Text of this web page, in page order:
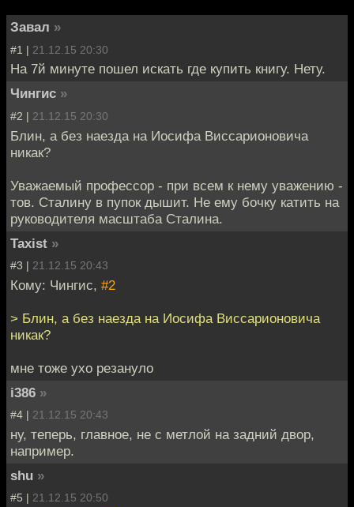
Завал »
#1 | 21.12.15 20:30
На 7й минуте пошел искать где купить книгу. Нету.
Чингиc »
#2 | 21.12.15 20:30
Блин, а без наезда на Иосифа Виссарионовича
никак?
Уважаемый профессор - при всем к нему уважению -
тов. Сталину в пупок дышит. Не ему бочку катить на
руководителя масштаба Сталина.
Taxist »
#3 | 21.12.15 20:43
Кому: Чингиc, #2
> Блин, а без наезда на Иосифа Виссарионовича
никак?
мне тоже ухо резануло
i386 »
#4 | 21.12.15 20:43
ну, теперь, главное, не с метлой на задний двор,
например.
shu »
#5 | 21.12.15 20:50